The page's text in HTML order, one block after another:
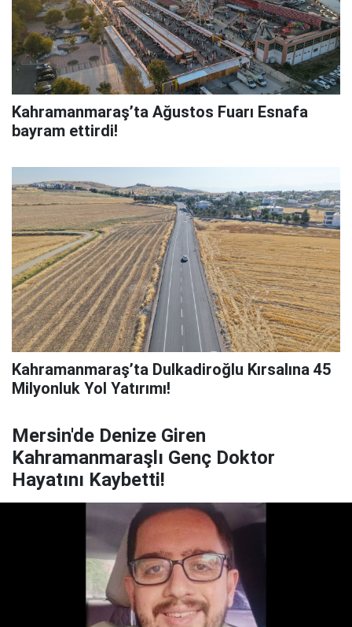
Kahramanmaraş’ta Ağustos Fuarı Esnafa
bayram ettirdi!
Kahramanmaraş’ta Dulkadiroğlu Kırsalına 45
Milyonluk Yol Yatırımı!
Mersin'de Denize Giren
Kahramanmaraşlı Genç Doktor
Hayatını Kaybetti!